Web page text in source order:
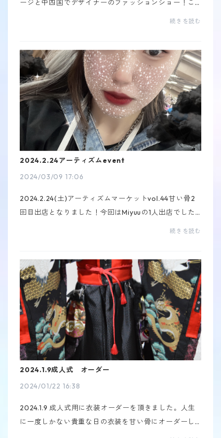
ージと中四国でデザイナーのファッションショー！こ
の2つを融合したステージeventをしました！↓甘い骨
続きを読む
2024.2.24アーティズムevent
2024/03/09 17:06
2024.2.24(土)アーティズムマーケットvol.44甘い骨2
回目出店となりました！今回はMiyuuの1人出店でした
が、沢山の方とお話しできて、お気に入りを見つけて
続きを読む
2024.1.9成人式 オーダー
2024/01/22 16:38
2024.1.9 成人式用に衣装オーダーを頂きました。人生
に一度しかない貴重な日の衣装を甘い骨にオーダーし
て頂き感謝です。V系が好きな方で、甘い骨一同もバン